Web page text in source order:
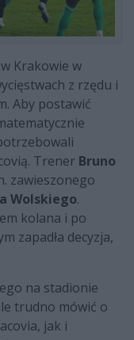
Krakowie w
z rzędu i
Aby postawić
Trener Bruno
zawieszonego
Wolskiego.
kolana i po
zapadła decyzja,
na stadionie
trudno mówić o
jak i